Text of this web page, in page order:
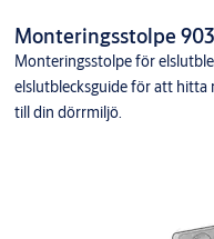
Monteringsstolpe
Monteringsstolpe för
elslutblecksguide för att
till din dörrmiljö.